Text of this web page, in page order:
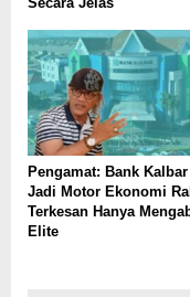
Pengamat: Bank Kalbar
Jadi Motor Ekonomi
Terkesan Hanya
Elite